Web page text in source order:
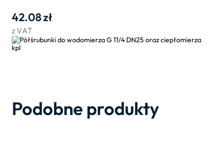
42.08zł
z VAT
Podobne produkty